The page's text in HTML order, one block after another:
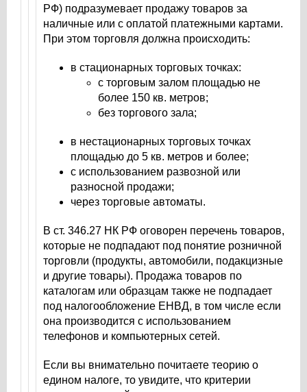
РФ) подразумевает продажу товаров за
наличные или с оплатой платежными картами.
При этом торговля должна происходить:
в стационарных торговых точках:
с торговым залом площадью не
более 150 кв. метров;
без торгового зала;
в нестационарных торговых точках
площадью до 5 кв. метров и более;
с использованием развозной или
разносной продажи;
через торговые автоматы.
В ст. 346.27 НК РФ оговорен перечень товаров,
которые не подпадают под понятие розничной
торговли (продукты, автомобили, подакцизные
и другие товары). Продажа товаров по
каталогам или образцам также не подпадает
под налогообложение ЕНВД, в том числе если
она производится с использованием
телефонов и компьютерных сетей.
Если вы внимательно почитаете теорию о
едином налоге, то увидите, что критерии